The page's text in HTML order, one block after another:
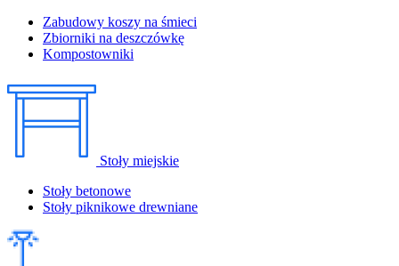
Zabudowy koszy na śmieci
Zbiorniki na deszczówkę
Kompostowniki
Stoły miejskie
Stoły betonowe
Stoły piknikowe drewniane